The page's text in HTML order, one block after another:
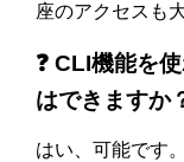
座のアクセスも
❓ CLI機能を
はできますか
はい、可能です